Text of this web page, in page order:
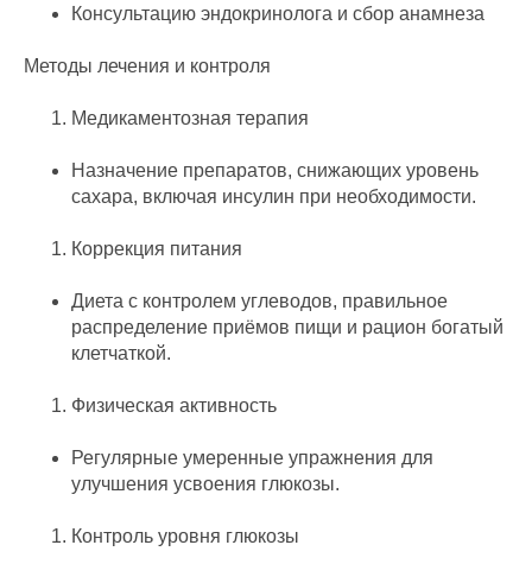
Консультацию эндокринолога и сбор анамнеза
Методы лечения и контроля
Медикаментозная терапия
Назначение препаратов, снижающих уровень
сахара, включая инсулин при необходимости.
Коррекция питания
Диета с контролем углеводов, правильное
распределение приёмов пищи и рацион богатый
клетчаткой.
Физическая активность
Регулярные умеренные упражнения для
улучшения усвоения глюкозы.
Контроль уровня глюкозы